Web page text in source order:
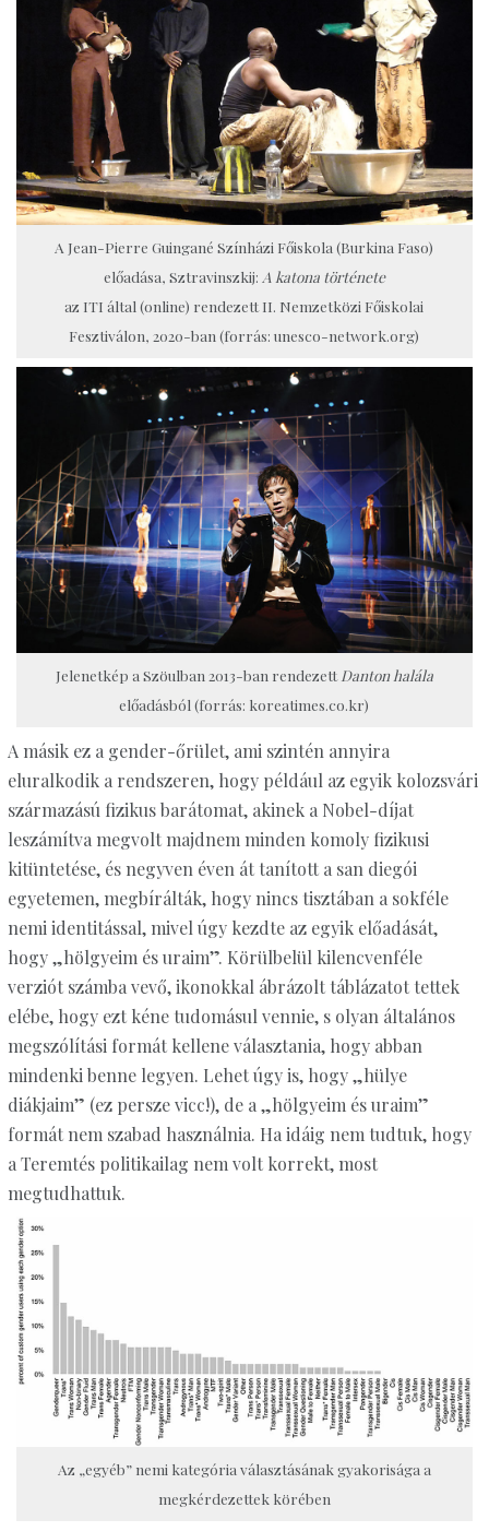
A Jean-Pierre Guingané Színházi Főiskola (Burkina Faso)
előadása, Sztravinszkij: A katona története
az ITI által (online) rendezett II. Nemzetközi Főiskolai
Fesztiválon, 2020-ban (forrás: unesco-network.org)
Jelenetkép a Szöulban 2013-ban rendezett Danton halála
előadásból (forrás: koreatimes.co.kr)
A másik ez a gender-őrület, ami szintén annyira
eluralkodik a rendszeren, hogy például az egyik kolozsvári
származású fizikus barátomat, akinek a Nobel-díjat
leszámítva megvolt majdnem minden komoly fizikusi
kitüntetése, és negyven éven át tanított a san diegói
egyetemen, megbírálták, hogy nincs tisztában a sokféle
nemi identitással, mivel úgy kezdte az egyik előadását,
hogy „hölgyeim és uraim”. Körülbelül kilencvenféle
verziót számba vevő, ikonokkal ábrázolt táblázatot tettek
elébe, hogy ezt kéne tudomásul vennie, s olyan általános
megszólítási formát kellene választania, hogy abban
mindenki benne legyen. Lehet úgy is, hogy „hülye
diákjaim” (ez persze vicc!), de a „hölgyeim és uraim”
formát nem szabad használnia. Ha idáig nem tudtuk, hogy
a Teremtés politikailag nem volt korrekt, most
megtudhattuk.
Az „egyéb” nemi kategória választásának gyakorisága a
megkérdezettek körében